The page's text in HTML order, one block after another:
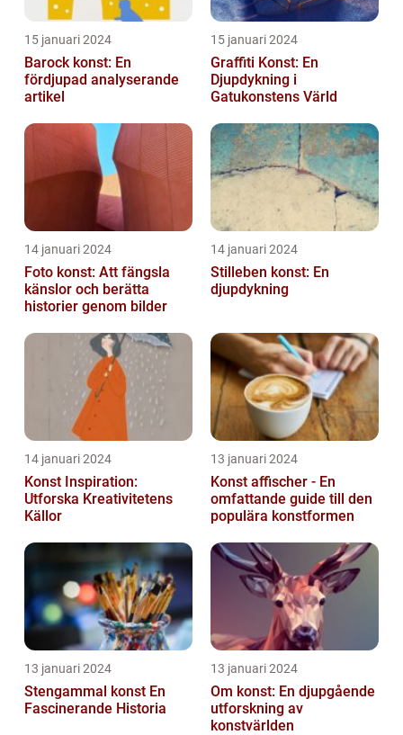
15 januari 2024
Barock konst: En
fördjupad analyserande
artikel
15 januari 2024
Graffiti Konst: En
Djupdykning i
Gatukonstens Värld
14 januari 2024
Foto konst: Att fängsla
känslor och berätta
historier genom bilder
14 januari 2024
Stilleben konst: En
djupdykning
14 januari 2024
Konst Inspiration:
Utforska Kreativitetens
Källor
13 januari 2024
Konst affischer - En
omfattande guide till den
populära konstformen
13 januari 2024
Stengammal konst En
Fascinerande Historia
13 januari 2024
Om konst: En djupgående
utforskning av
konstvärlden